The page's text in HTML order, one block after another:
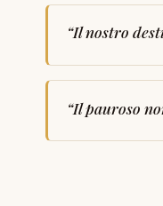
“Il nostro
“Il pauroso